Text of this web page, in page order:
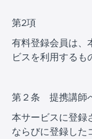
第2項
有料登録会員は、
ビスを利用するも
第２条 提携講師
本サービスに登録
ならびに登録した